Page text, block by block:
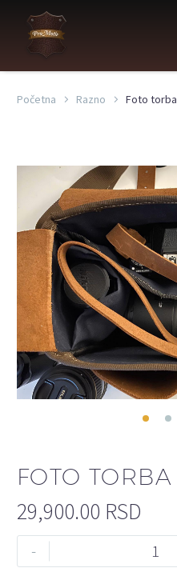
Početna Razno Foto torba
FOTO TORBA
29,900.00 RSD
-